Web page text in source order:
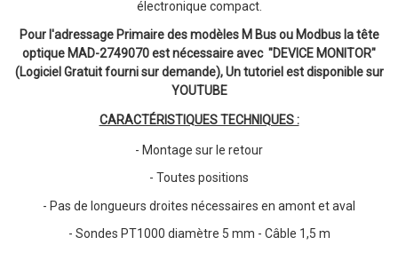
électronique compact.
Pour l'adressage Primaire des modèles M Bus ou Modbus la tête
optique MAD-2749070 est nécessaire avec "DEVICE MONITOR"
(Logiciel Gratuit fourni sur demande), Un tutoriel est disponible sur
YOUTUBE
CARACTÉRISTIQUES TECHNIQUES :
- Montage sur le retour
- Toutes positions
- Pas de longueurs droites nécessaires en amont et aval
- Sondes PT1000 diamètre 5 mm - Câble 1,5 m